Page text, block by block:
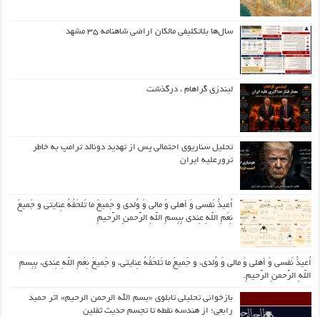
سال‌ها بلاتکلیفی مالکان اراضی شاهنامه ۳۵ مشهد
لیندزی گراهام ، درگذشت
تحلیل سناریوی احتمالی پس از تهدید دونالد ترامپ به خاطر
ترورعلیه ایران
اُعیذُ نَفسی وَ أهلی وَ مالی وَ وُلدی و جَمیعَ ما تَلحَقُهُ عِنایتی و جَمیعَ
نِعَمِ اللّهِ عِندی بِبِسمِ اللّهِ الرَّحمنِ الرَّحیمِ
اُعیذُ نَفسی وَ أهلی وَ مالی وَ وُلدی، و جَمیعَ ما تَلحَقُهُ عِنایتی، و جَمیعَ نِعَمِ اللّهِ عِندی، بِبِسمِ
اللّهِ الرَّحمنِ الرَّحیمِ.
بازخوانی تحلیلی تابلوی «بسم الله الرحمن الرحیم» اثر حمید
رابعی؛ از هندسه نقطه تا تجسم حدیث ثقلین